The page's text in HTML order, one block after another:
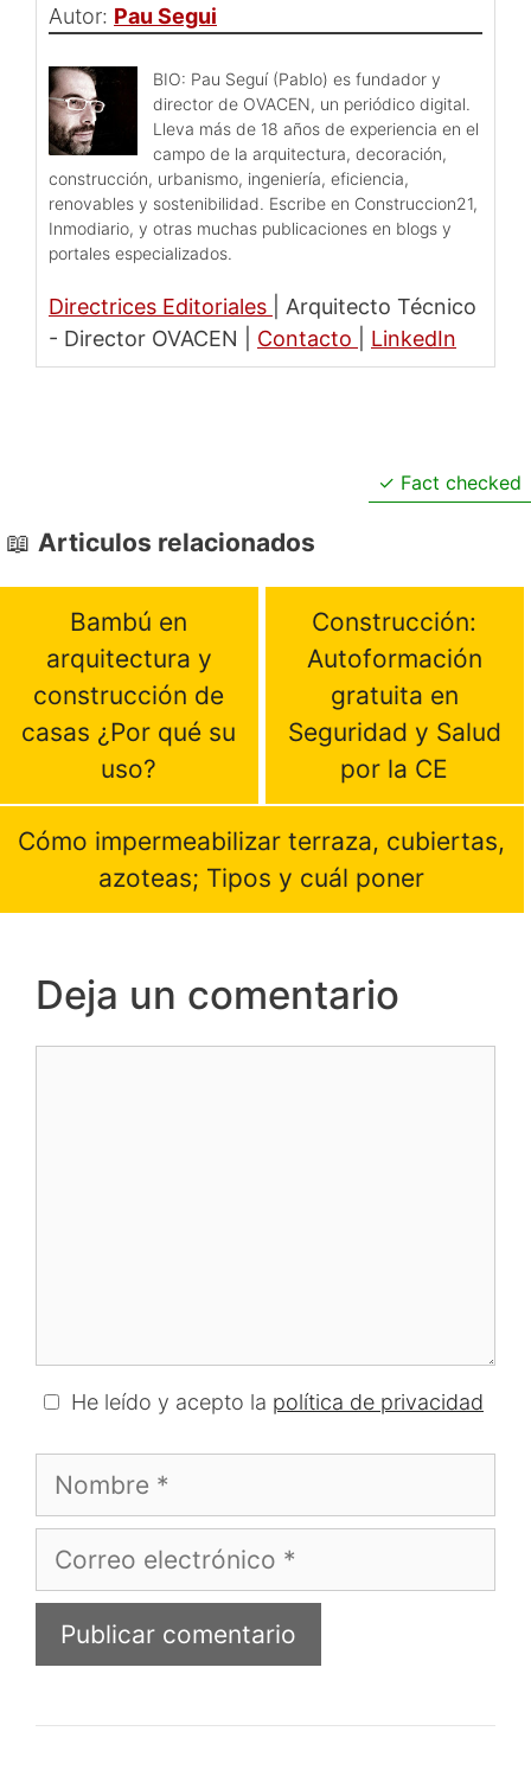
Autor: Pau Segui
BIO: Pau Seguí (Pablo) es fundador y
director de OVACEN, un periódico digital.
Lleva más de 18 años de experiencia en el
campo de la arquitectura, decoración,
construcción, urbanismo, ingeniería, eficiencia,
renovables y sostenibilidad. Escribe en Construccion21,
Inmodiario, y otras muchas publicaciones en blogs y
portales especializados.
Directrices Editoriales
Arquitecto Técnico
- Director OVACEN
Contacto LinkedIn
Fact checked
Articulos relacionados
Bambú en
arquitectura y
construcción de
casas ¿Por qué su
uso?
Construcción:
Autoformación
gratuita en
Seguridad y Salud
por la CE
Cómo impermeabilizar terraza, cubiertas,
azoteas; Tipos y cuál poner
Deja un comentario
He leído y acepto la política de privacidad
Nombre
Correo
electrónico